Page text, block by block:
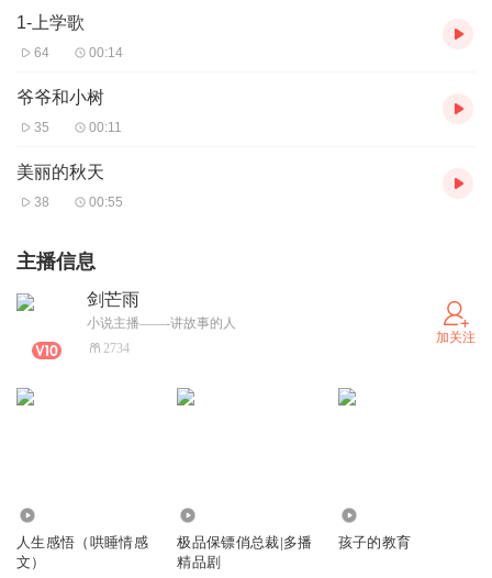
1-上学歌
64 00:14
爷爷和小树
35 00:11
美丽的秋天
38 00:55
主播信息
剑芒雨
小说主播——-讲故事的人
2734
加关注
人生感悟（哄睡情感
文）
极品保镖俏总裁|多播
精品剧
孩子的教育